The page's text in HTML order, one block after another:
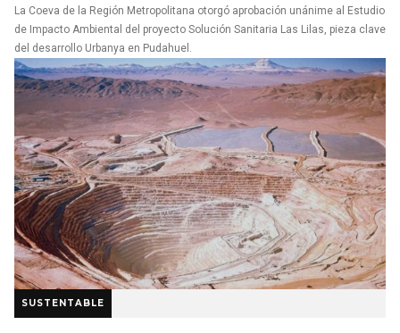
La Coeva de la Región Metropolitana otorgó aprobación unánime al Estudio
de Impacto Ambiental del proyecto Solución Sanitaria Las Lilas, pieza clave
del desarrollo Urbanya en Pudahuel.
SUSTENTABLE